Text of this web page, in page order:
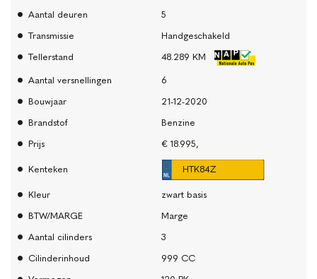
Aantal deuren
5
Transmissie
Handgeschakeld
Tellerstand
48.289 KM
Aantal versnellingen
6
Bouwjaar
21-12-2020
Brandstof
Benzine
Prijs
€ 18.995,
Kenteken HTK84Z
Kleur
zwart basis
BTW/MARGE
Marge
Aantal cilinders
3
Cilinderinhoud
999 CC